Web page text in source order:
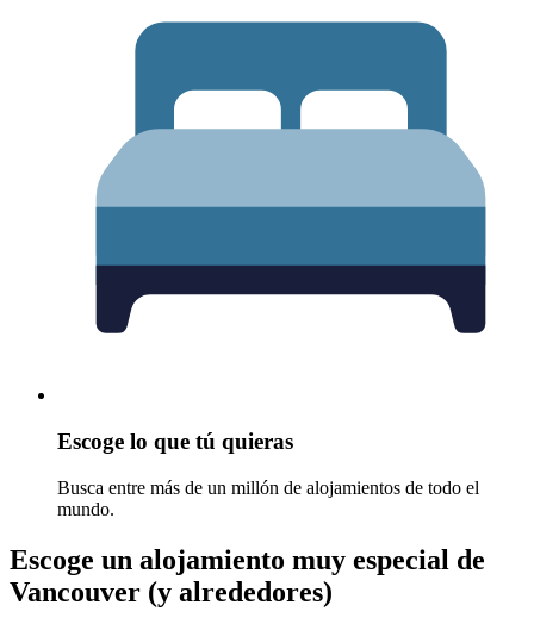
Escoge lo que tú quieras
Busca entre más de un millón de alojamientos de todo el
mundo.
Escoge un alojamiento muy especial de
Vancouver (y alrededores)